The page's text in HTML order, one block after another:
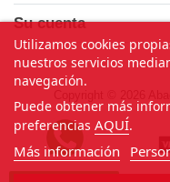
Su cuenta
Utilizamos cookies
nuestros servicios
navegación.
Puede obtener más
preferencias AQUÍ.
Más información